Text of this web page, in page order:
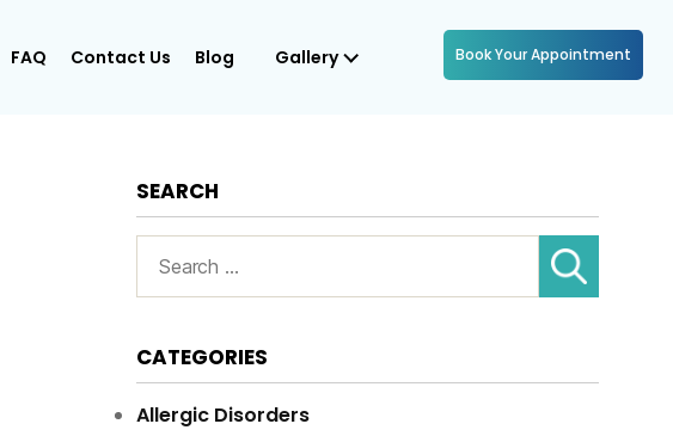
FAQ Contact Us Blog Gallery Book Your Appointment
SEARCH
for:
CATEGORIES
Allergic Disorders